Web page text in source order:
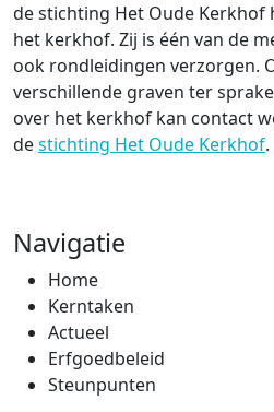
de stichting Het Oude Kerkhof
het kerkhof. Zij is één van de
ook rondleidingen verzorgen.
verschillende graven ter
over het kerkhof kan contact
destichting Het Oude Kerkhof.
Navigatie
Home
Kerntaken
Actueel
Erfgoedbeleid
Steunpunten